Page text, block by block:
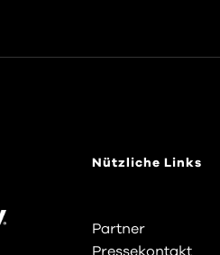
Nützliche Links
Partner
Pressekontakt